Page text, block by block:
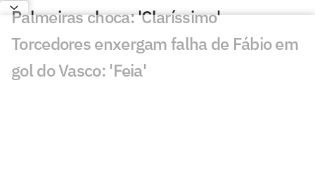
Palmeiras choca: 'Claríssimo'
Torcedores enxergam falha de Fábio em
gol do Vasco: 'Feia'